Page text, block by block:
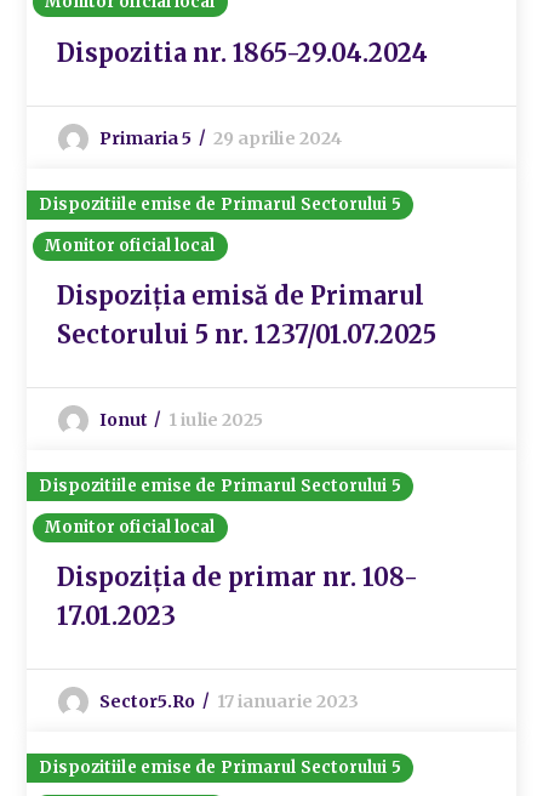
Dispozitia nr. 1865-29.04.2024
Primaria 5 29 aprilie 2024
Dispozitiile emise de Primarul Sectorului 5
Monitor oficial local
Dispoziția emisă de Primarul
Sectorului 5 nr. 1237/01.07.2025
Ionut 1 iulie 2025
Dispozitiile emise de Primarul Sectorului 5
Monitor oficial local
Dispoziția de primar nr. 108-
17.01.2023
Sector5.ro 17 ianuarie 2023
Dispozitiile emise de Primarul Sectorului 5